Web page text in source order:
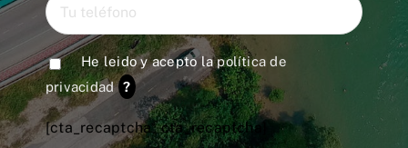
He leido y acepto lapolítica de
privacidad ?
[cta_recaptcha* cta_recaptcha]